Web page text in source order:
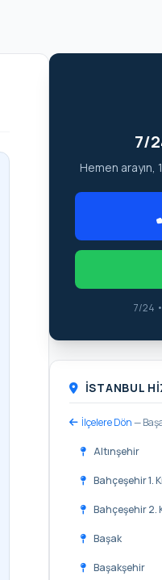
7/
Hemen arayın,
7/24
İSTANBUL
İlçelere Dön—
Altınşehir
Bahçeşehir 1.
Bahçeşehir 2.
Başak
Başakşehir